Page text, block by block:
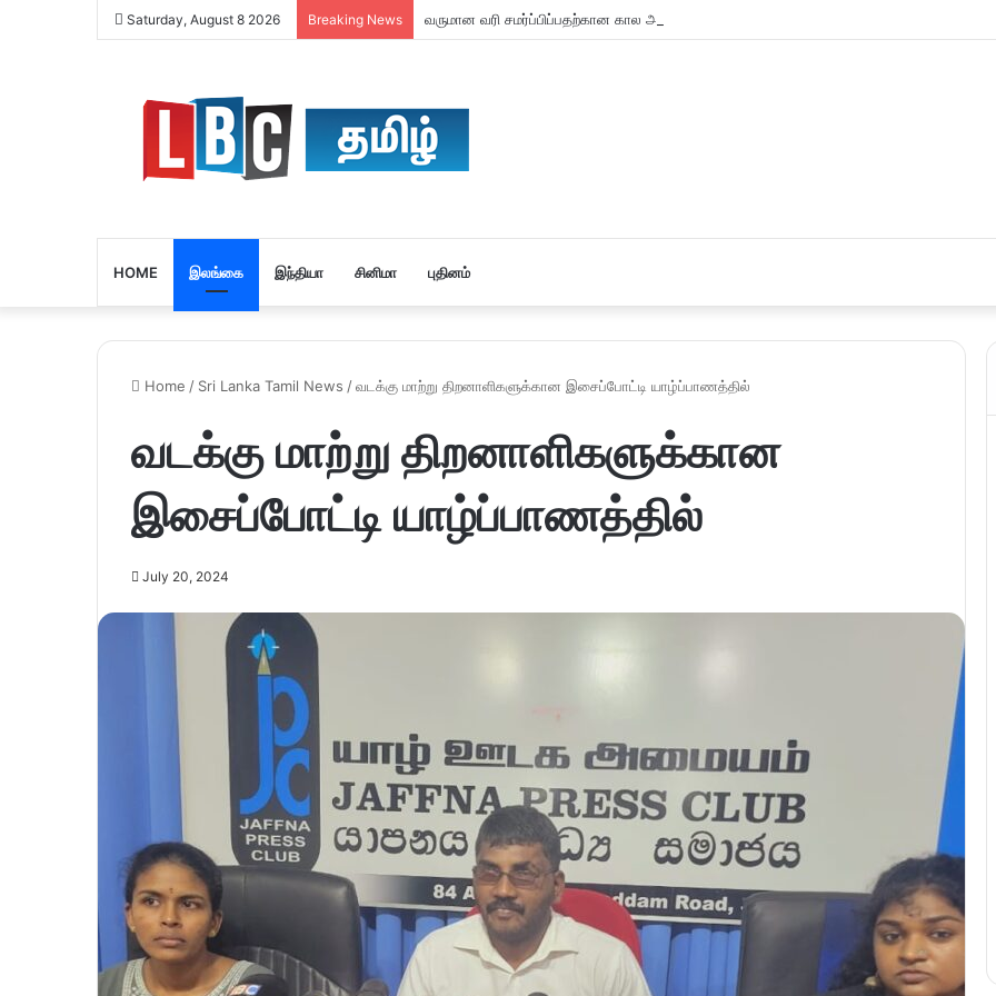
Saturday, August 8 2026 Breaking News வருமான வரி சமர்ப்பிப்பதற்கான கால அவகாசம் நீடிப்பு
HOME இலங்கை இந்தியா சினிமா புதினம்
Home / Sri Lanka Tamil News /வடக்கு மாற்று திறனாளிகளுக்கான இசைப்போட்டி யாழ்ப்பாணத்தில்
வடக்கு மாற்று திறனாளிகளுக்கான
இசைப்போட்டி யாழ்ப்பாணத்தில்
July 20, 2024